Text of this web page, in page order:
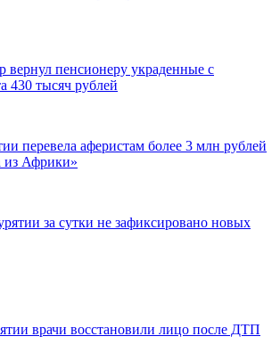
вернул пенсионеру украденные с
430 тысяч рублей
перевела аферистам более 3 млн рублей
из Африки»
за сутки не зафиксировано новых
врачи восстановили лицо после ДТП